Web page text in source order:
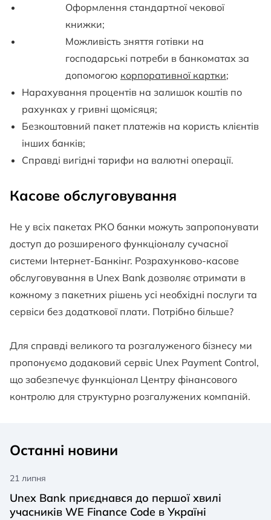
Оформлення стандартної чекової
книжки;
Можливість зняття готівки на
господарські потреби в банкоматах за
допомогою корпоративної картки;
Нарахування процентів на залишок коштів по
рахунках у гривні щомісяця;
Безкоштовний пакет платежів на користь клієнтів
інших банків;
Справді вигідні тарифи на валютні операції.
Касове обслуговування
Не у всіх пакетах РКО банки можуть запропонувати
доступ до розширеного функціоналу сучасної
системи Інтернет-Банкінг. Розрахунково-касове
обслуговування в Unex Bank дозволяє отримати в
кожному з пакетних рішень усі необхідні послуги та
сервіси без додаткової плати. Потрібно більше?
Для справді великого та розгалуженого бізнесу ми
пропонуємо додаковий сервіс Unex Payment Control,
що забезпечує функціонал Центру фінансового
контролю для структурно розгалужених компаній.
Останні новини
21 липня
Unex Bank приєднався до першої хвилі
учасників WE Finance Code в Україні